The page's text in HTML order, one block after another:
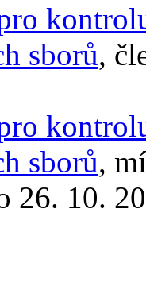
sborů,
sborů,
26. 10.